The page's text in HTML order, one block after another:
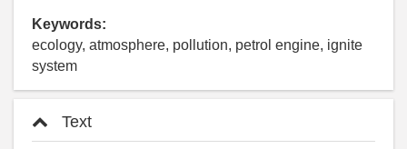
Keywords:
ecology, atmosphere, pollution, petrol engine, ignite
system
Text